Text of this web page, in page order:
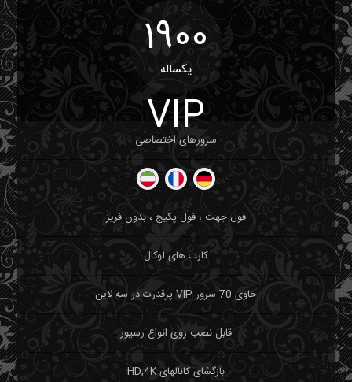
1900
VIP
یکساله
سرورهای اختصاصی
فول جهت ، فول پکیج ، بدون فریز
کارت های لوکال
حاوی 70 سرور VIP پرقدرت در سه لاین
قابل نصب روی انواع رسیور
بازگشای کانالهای HD,4K